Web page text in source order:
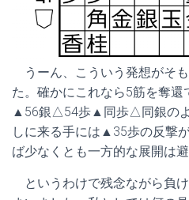
うーん、こういう発想がそ
た。確かにこれなら5筋を奪
▲56銀△54歩▲同歩△同銀のよ
しに来る手には▲35歩の反撃
ば少なくとも一方的な展開は
というわけで残念ながら負